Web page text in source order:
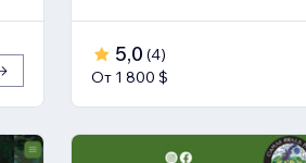
5,0 (4)
От 1 800 $